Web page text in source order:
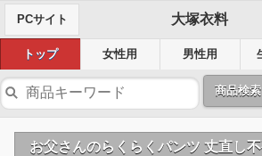
PCサイト 大塚衣料
トップ 女性用 男性用
商品検索
お父さんのらくらくパンツ 丈直し